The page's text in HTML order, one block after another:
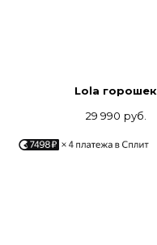
Lola горошек
29 990 руб.